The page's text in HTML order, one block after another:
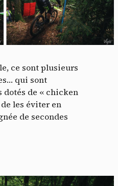
ce sont plusieurs
qui sont
dotés de « chicken
les éviter en
de secondes